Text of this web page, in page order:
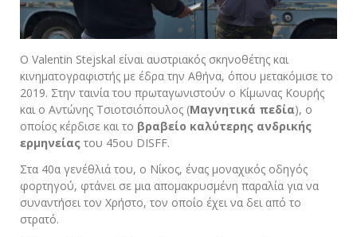
O Valentin Stejskal είναι αυστριακός σκηνοθέτης και
κινηµατογραφιστής µε έδρα την Αθήνα, όπου µετακόµισε το
2019. Στην ταινία του πρωταγωνιστούν ο Κίμωνας Κουρής
και ο Αντώνης Τσιοτσιόπουλος (Μαγνητικά πεδία), ο
οποίος κέρδισε και το βραβείο καλύτερης ανδρικής
ερμηνείας του 45ου DISFF.
Στα 40α γενέθλιά του, ο Νίκος, ένας µοναχικός οδηγός
φορτηγού, φτάνει σε µια αποµακρυσµένη παραλία για να
συναντήσει τον Χρήστο, τον οποίο έχει να δει από το
στρατό.